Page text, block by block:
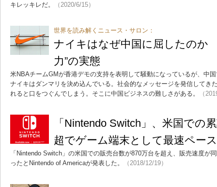
キレッキレだ。 （2020/6/15）
世界を読み解くニュース・サロン：
ナイキはなぜ中国に屈したのか
力”の実態
米NBAチームGMが香港デモの支持を表明して騒動になっているが、中
ナイキはダンマリを決め込んでいる。社会的なメッセージを発信してき
れると口をつぐんでしまう。そこに中国ビジネスの難しさがある。
（
「Nintendo Switch」、米国での
超でゲーム端末として最速ペー
「Nintendo Switch」の米国での販売台数が870万台を超え、販売速度が
ったとNintendo of Americaが発表した。
（2018/12/19）